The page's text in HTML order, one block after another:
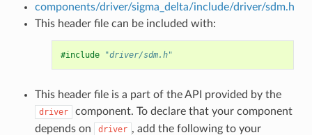
components/driver/sigma_delta/include/driver/sdm.h
This header file can be included with:
#include "driver/sdm.h"
This header file is a part of the API provided by the
driver
component. To declare that your component
depends on
driver , add the following to your